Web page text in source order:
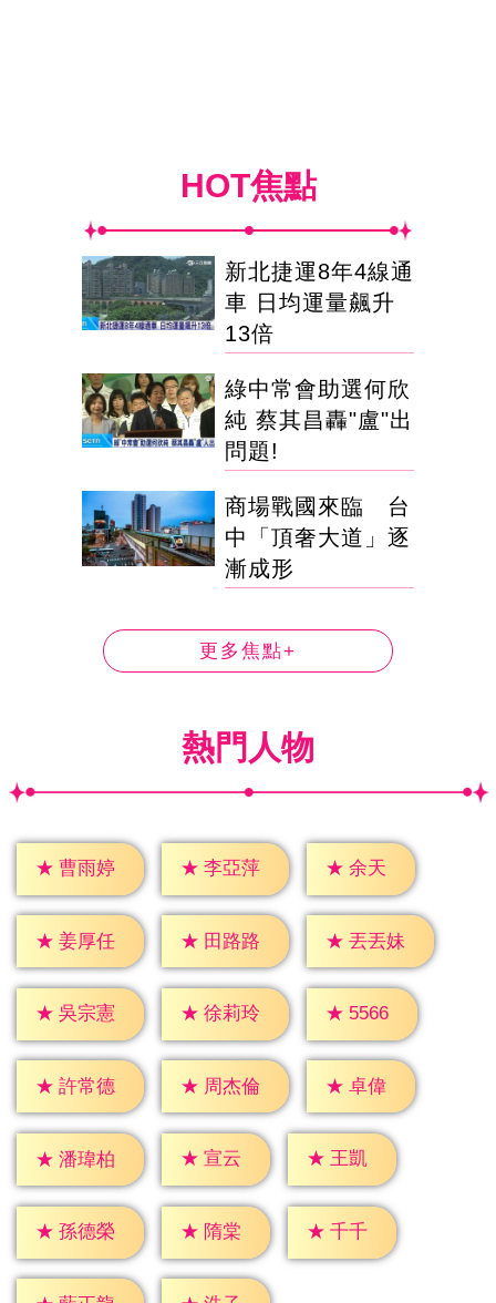
HOT焦點
新北捷運8年4線通
車 日均運量飆升
13倍
綠中常會助選何欣
純 蔡其昌轟"盧"出
問題!
商場戰國來臨 台
中「頂奢大道」逐
漸成形
更多焦點+
熱門人物
★ 曹雨婷 ★ 李亞萍 ★ 余天
★ 姜厚任 ★ 田路路 ★ 丟丟妹
★ 吳宗憲 ★ 徐莉玲 ★ 5566
★ 許常德 ★ 周杰倫 ★ 卓偉
★ 潘瑋柏 ★ 宣云 ★ 王凱
★ 孫德榮 ★ 隋棠 ★ 千千